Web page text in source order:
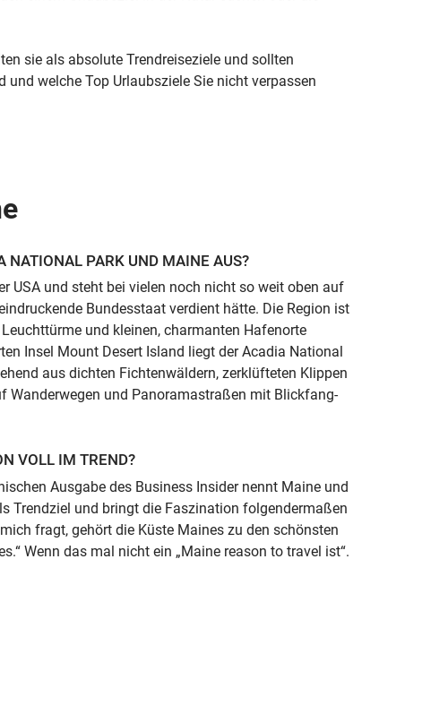
sie als absolute Trendreiseziele und sollten
und welche Top Urlaubsziele Sie nicht verpassen
NATIONAL PARK UND MAINE AUS?
USA und steht bei vielen noch nicht so weit oben auf
Bundesstaat verdient hätte. Die Region ist
und kleinen, charmanten Hafenorte
Insel Mount Desert Island liegt der Acadia National
aus dichten Fichtenwäldern, zerklüfteten Klippen
Wanderwegen und Panoramastraßen mit Blickfang-
VOLL IM TREND?
Ausgabe des Business Insider nennt Maine und
Trendziel und bringt die Faszination folgendermaßen
fragt, gehört die Küste Maines zu den schönsten
Wenn das mal nicht ein „Maine reason to travel ist“.